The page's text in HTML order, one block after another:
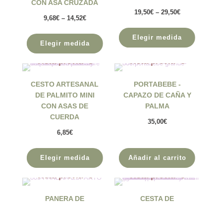
CON ASA CRUZADA
9,68€– 14,52€
Elegir medida
19,50€– 29,50€
Elegir medida
CESTO ARTESANAL
DE PALMITO MINI
CON ASAS DE
CUERDA
6,85€
Elegir medida
PORTABEBE -
CAPAZO DE CAÑA Y
PALMA
35,00€
Añadir al carrito
PANERA DE CESTA DE